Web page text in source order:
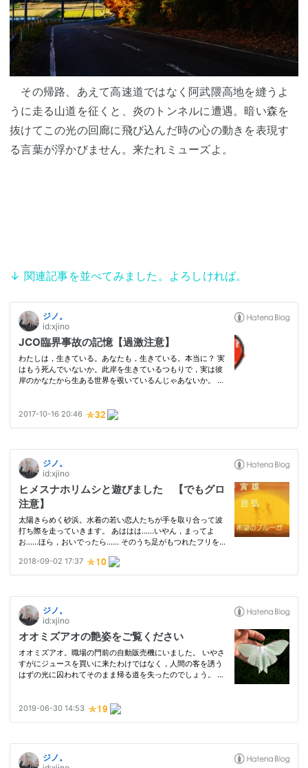
その帰路、あえて高速道ではなく 阿武隈高地を縫うよ
うに走る山道を征くと、炎のトンネルに遭遇。暗い森を
抜けてこの光の回廊に飛び込んだ時の心の動きを表現す
る言葉が浮かびません。来たれミューズよ。
↓ 関連記事を並べてみました。よろしければ。